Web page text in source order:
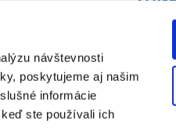
návštevnosti
poskytujeme aj našim
informácie
ste používali ich